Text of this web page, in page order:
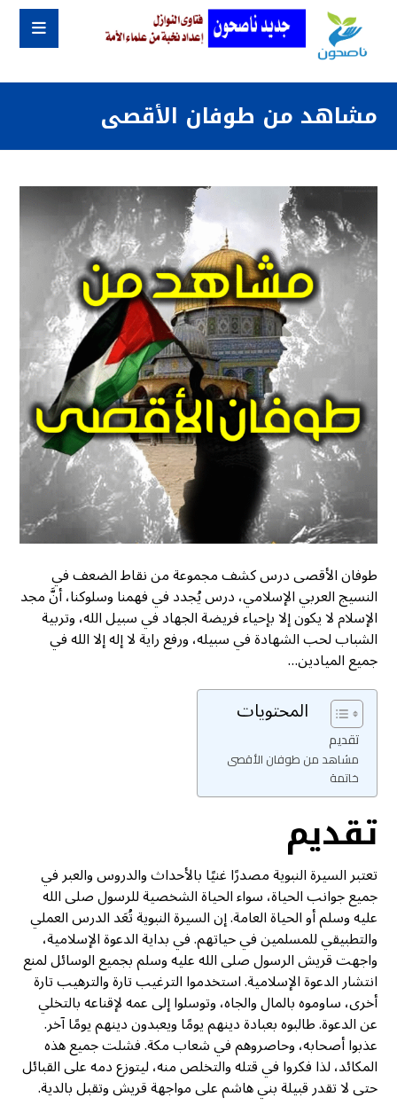
مشاهد من طوفان الأقصى
طوفان الأقصى درس كشف مجموعة من نقاط الضعف في
النسيج العربي الإسلامي، درس يُجدد في فهمنا وسلوكنا، أنَّ مجد
الإسلام لا يكون إلا بإحياء فريضة الجهاد في سبيل الله، وتربية
الشباب لحب الشهادة في سبيله، ورفع راية لا إله إلا الله في
جميع الميادين…
المحتويات
تقديم
مشاهد من طوفان الأقصى
خاتمة
تقديم
تعتبر السيرة النبوية مصدرًا غنيًا بالأحداث والدروس والعبر في
جميع جوانب الحياة، سواء الحياة الشخصية للرسول صلى الله
عليه وسلم أو الحياة العامة. إن السيرة النبوية تُعَد الدرس العملي
والتطبيقي للمسلمين في حياتهم. في بداية الدعوة الإسلامية،
واجهت قريش الرسول صلى الله عليه وسلم بجميع الوسائل لمنع
انتشار الدعوة الإسلامية. استخدموا الترغيب تارة والترهيب تارة
أخرى، ساوموه بالمال والجاه، وتوسلوا إلى عمه لإقناعه بالتخلي
عن الدعوة. طالبوه بعبادة دينهم يومًا ويعبدون دينهم يومًا آخر.
عذبوا أصحابه، وحاصروهم في شعاب مكة. فشلت جميع هذه
المكائد، لذا فكروا في قتله والتخلص منه، ليتوزع دمه على القبائل
حتى لا تقدر قبيلة بني هاشم على مواجهة قريش وتقبل بالدية.